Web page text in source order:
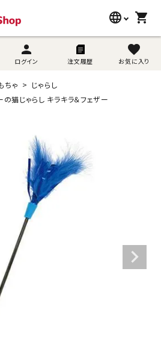
language
lang-name
shopping_cart
person
ログイン 注文履歴
favorite
お気に入り
search
ちゃ
じゃらし
猫じゃらし キラキラ＆フェザー